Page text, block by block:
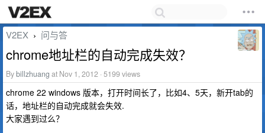
V2EX › 问与答
chrome地址栏的自动完成失效？
Bybillzhuang at Nov 1, 2012 · 5199 views
chrome 22 windows 版本，打开时间长了，比如4、5天，新开tab的
话，地址栏的自动完成就会失效.
大家遇到过么？